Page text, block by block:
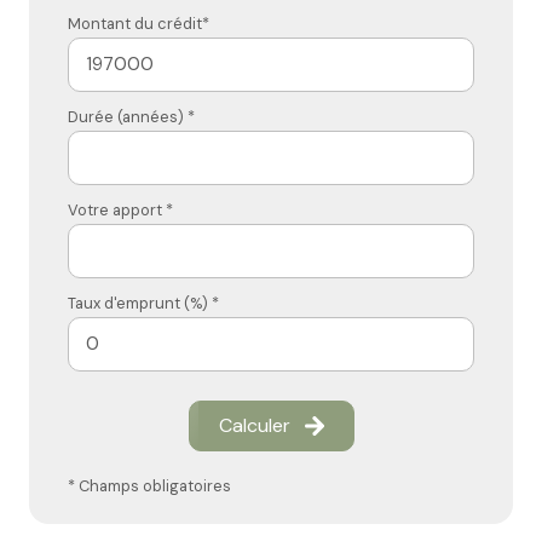
Montant du crédit*
Durée (années) *
Votre apport *
Taux d'emprunt (%) *
Calculer
* Champs obligatoires